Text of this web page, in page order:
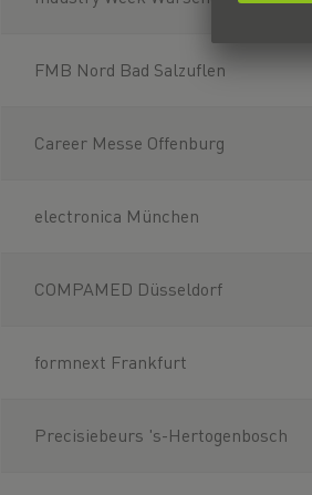
FMB Nord Bad Salzuflen
Career Messe Offenburg
electronica München
COMPAMED Düsseldorf
formnext Frankfurt
Precisiebeurs 's-Hertogenbosch